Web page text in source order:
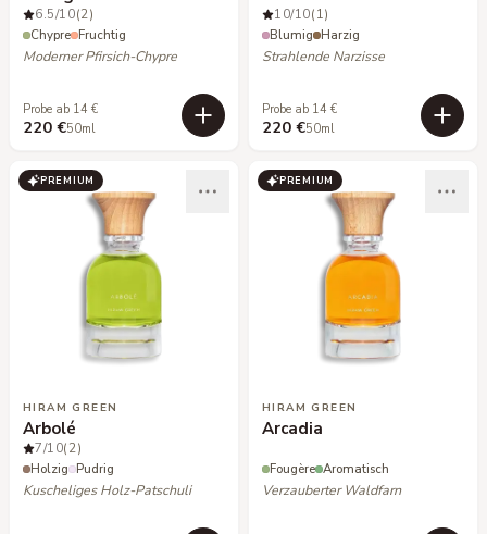
6.5/10(2)
Chypre Fruchtig
Moderner Pfirsich-Chypre
Probe ab 14 €
220 €50ml
10/10(1)
Blumig Harzig
Strahlende Narzisse
Probe ab 14 €
220 €50ml
PREMIUM
HIRAM GREEN
Arbolé
7/10(2)
Holzig Pudrig
Kuscheliges Holz-Patschuli
PREMIUM
HIRAM GREEN
Arcadia
Fougère Aromatisch
Verzauberter Waldfarn